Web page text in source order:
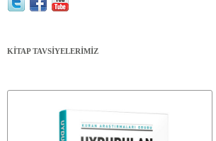
KİTAP TAVSİYELERİMİZ